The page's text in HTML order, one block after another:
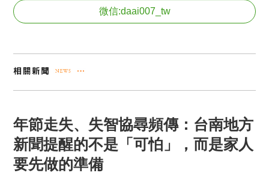
微信:daai007_tw
年節走失、失智協尋頻傳：台南地方
新聞提醒的不是「可怕」，而是家人
要先做的準備